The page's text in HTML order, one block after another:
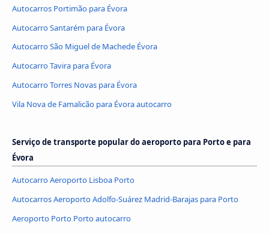
Autocarros Portimão para Évora
Autocarro Santarém para Évora
Autocarro São Miguel de Machede Évora
Autocarro Tavira para Évora
Autocarro Torres Novas para Évora
Vila Nova de Famalicão para Évora autocarro
Serviço de transporte popular do aeroporto para Porto e para
Évora
Autocarro Aeroporto Lisboa Porto
Autocarros Aeroporto Adolfo-Suárez Madrid-Barajas para Porto
Aeroporto Porto Porto autocarro